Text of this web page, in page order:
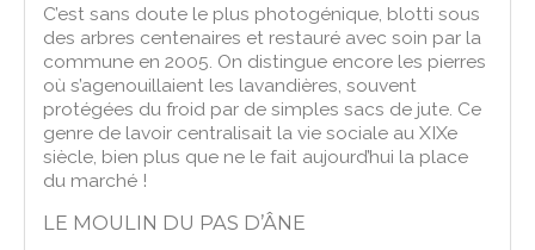
C’est sans doute le plus photogénique, blotti sous
des arbres centenaires et restauré avec soin par la
commune en 2005. On distingue encore les pierres
où s’agenouillaient les lavandières, souvent
protégées du froid par de simples sacs de jute. Ce
genre de lavoir centralisait la vie sociale au XIXe
siècle, bien plus que ne le fait aujourd’hui la place
du marché !
LE MOULIN DU PAS D’ÂNE